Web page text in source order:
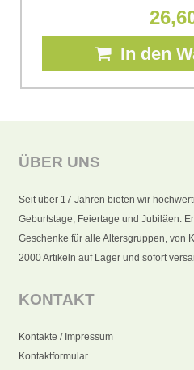
In den
ÜBER UNS
Seit über 17 Jahren bieten wir
Geburtstage, Feiertage und Jubiläen.
Geschenke für alle Altersgruppen, von
2000 Artikeln auf Lager und sofort
KONTAKT
Kontakte / Impressum
Kontaktformular